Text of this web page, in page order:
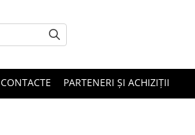
CONTACTE PARTENERI ȘI ACHIZIȚII